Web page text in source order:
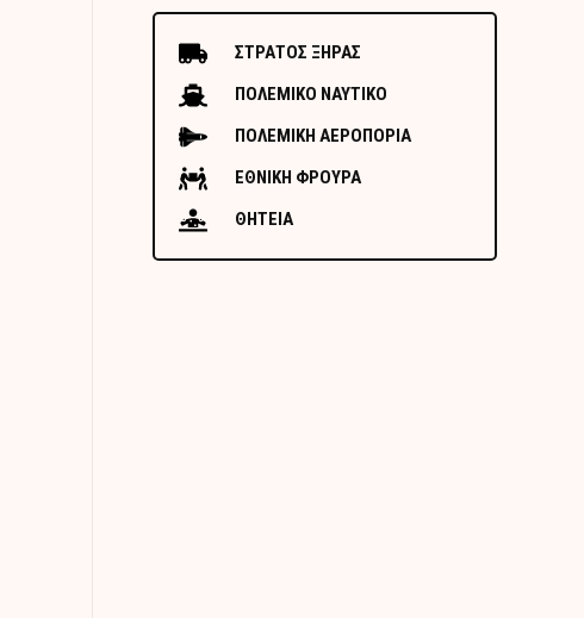
ΣΤΡΑΤΟΣ ΞΗΡΑΣ
ΠΟΛΕΜΙΚΟ ΝΑΥΤΙΚΟ
ΠΟΛΕΜΙΚΗ ΑΕΡΟΠΟΡΙΑ
ΕΘΝΙΚΗ ΦΡΟΥΡΑ
ΘΗΤΕΙΑ